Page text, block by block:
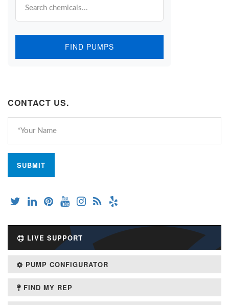
FIND PUMPS
CONTACT US.
LIVE SUPPORT
PUMP CONFIGURATOR
FIND MY REP